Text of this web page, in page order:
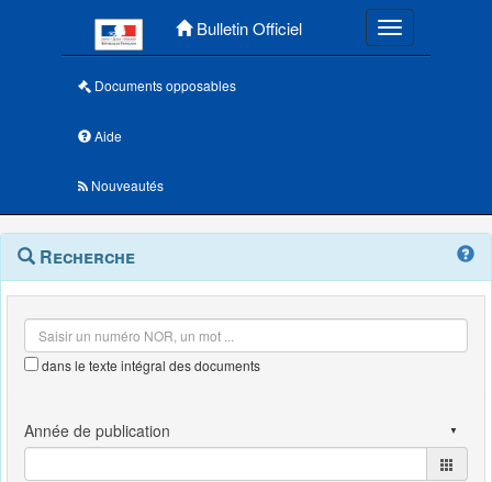
Bulletin Officiel Toggle
Documents opposables
Aide
Nouveautés
Navigation
outils
Menu
contextuel
Recherche
dans le texte intégral des documents